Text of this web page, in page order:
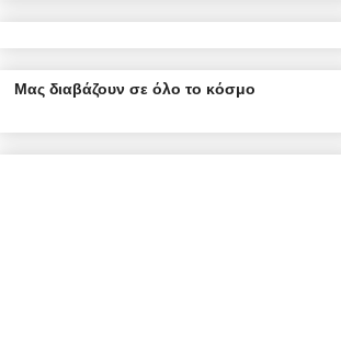
Μας διαβάζουν σε όλο το κόσμο